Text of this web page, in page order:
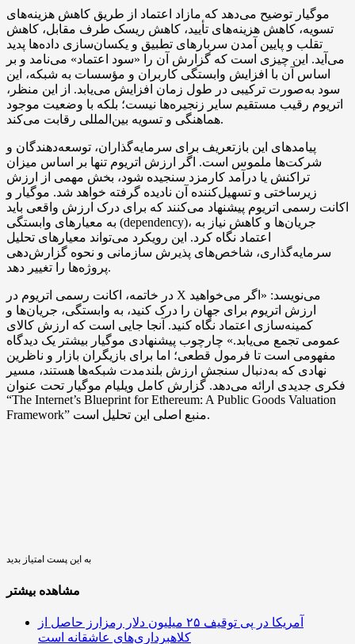
موگیار توضیح می‌دهد که مازاد اعتماد از طریق کاهش هزینه‌های
تسویه، کاهش هزینه‌های تأیید، کاهش ریسک طرف مقابل، کاهش
تقلب و پایین آمدن سربارهای تطبیق و یکسان‌سازی داده‌ها پدید
می‌آید. این چیزی است که گزارش آن را «سود اعتماد» می‌نامد و بر
اساس آن با افزایش وابستگی کاربران و مؤسسات به شبکه، این
سود به‌صورت ترکیبی در طول زمان افزایش می‌یابد. از این منظر،
اتریوم رقیب مستقیم سایر زنجیره‌ها نیست؛ بلکه با وضعیت موجود
هماهنگی و تسویه بین‌المللی رقابت می‌کند.
پیامدهای این بازتعریف برای سرمایه‌گذاران، توسعه‌دهندگان و
شرکت‌ها ملموس است. اگر ارزش اتریوم تنها بر اساس میزان
تراکنش یا درآمد کارمزد سنجیده شود، بخش مهمی از ارزش
زیرساختی و تسهیل‌کننده آن نادیده گرفته خواهد شد. موگیار و
اکانت رسمی اتریوم پیشنهاد می‌کنند که برای درک ارزش واقعی باید
به معیارهای وابستگی (dependency)، جریان‌ها و کاهش نیاز به
اعتماد نگاه کرد. این رویکرد می‌تواند معیارهای تحلیل
سرمایه‌گذاری، شاخص‌های پذیرش سازمانی و نحوه گزارش‌دهی
پروژه‌ها را تغییر دهد.
در خاتمه، اکانت رسمی اتریوم در X می‌نویسد: «اگر می‌خواهید
ارزش اتریوم برای جهان را درک کنید، به وابستگی، جریان‌ها و
کمینه‌سازی اعتماد نگاه کنید. آنجا جایی است که ارزش کالای
عمومی تجمع می‌یابد.» چارچوب پیشنهادی موگیار بیشتر یک دیدگاه
مفهومی است تا فرمول قطعی؛ اما برای بازیگران بازار و ناظرین
نهادی که به‌دنبال سنجش ارزش بلندمدت شبکه‌ها هستند، مسیر
فکری جدیدی ارائه می‌دهد. گزارش کامل ویلیام موگیار تحت عنوان
“The Internet’s Blueprint for Ethereum: A Public Goods Valuation
Framework” منبع اصلی این تحلیل است.
به این پست امتیاز بدید
مشاهده بیشتر
آمریکا در پی توقیف ۲۵ میلیون دلار رمزارز حاصل از
کلاهبرداری‌های عاشقانه است